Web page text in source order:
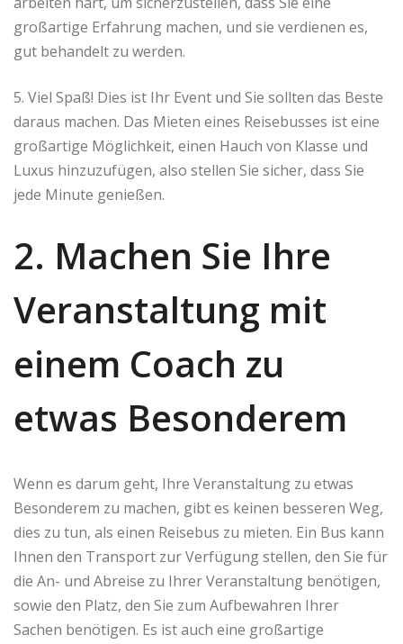
großartige Erfahrung machen, und sie verdienen es,
gut behandelt zu werden.
5. Viel Spaß! Dies ist Ihr Event und Sie sollten das Beste
daraus machen. Das Mieten eines Reisebusses ist eine
großartige Möglichkeit, einen Hauch von Klasse und
Luxus hinzuzufügen, also stellen Sie sicher, dass Sie
jede Minute genießen.
2. Machen Sie Ihre
Veranstaltung mit
einem Coach zu
etwas Besonderem
Wenn es darum geht, Ihre Veranstaltung zu etwas
Besonderem zu machen, gibt es keinen besseren Weg,
dies zu tun, als einen Reisebus zu mieten. Ein Bus kann
Ihnen den Transport zur Verfügung stellen, den Sie für
die An- und Abreise zu Ihrer Veranstaltung benötigen,
sowie den Platz, den Sie zum Aufbewahren Ihrer
Sachen benötigen. Es ist auch eine großartige